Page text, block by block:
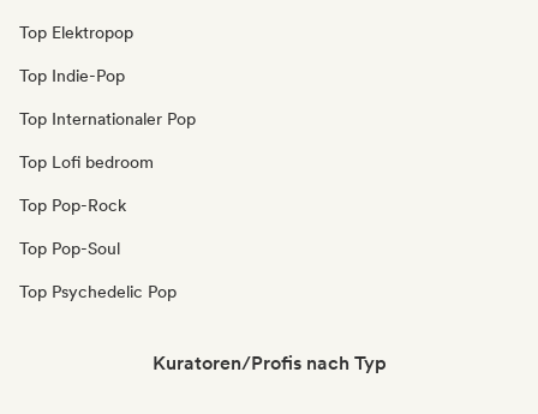
Top Elektropop
Top Indie-Pop
Top Internationaler Pop
Top Lofi bedroom
Top Pop-Rock
Top Pop-Soul
Top Psychedelic Pop
Kuratoren/Profis nach Typ